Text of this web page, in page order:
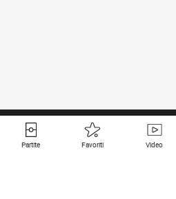
Partite Favoriti Video